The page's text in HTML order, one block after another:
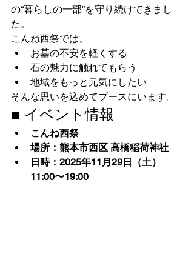
の“暮らしの一部”を守り続けてきまし
た。
こんね西祭では、
お墓の不安を軽くする
石の魅力に触れてもらう
地域をもっと元気にしたい
そんな思いを込めてブースにいます。
■ イベント情報
こんね西祭
場所：熊本市西区 高橋稲荷神社
日時：2025年11月29日（土）
11:00〜19:00